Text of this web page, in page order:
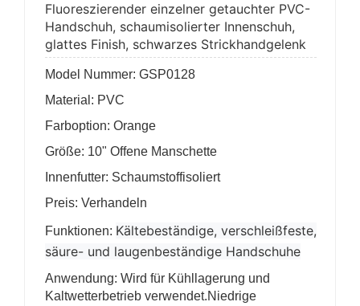
Fluoreszierender einzelner getauchter PVC-
Handschuh, schaumisolierter Innenschuh,
glattes Finish, schwarzes Strickhandgelenk
Model Nummer: GSP0128
Material: PVC
Farboption: Orange
Größe: 10" Offene Manschette
Innenfutter: Schaumstoffisoliert
Preis: Verhandeln
Funktionen: Kältebeständige, verschleißfeste,
säure- und laugenbeständige Handschuhe
Anwendung: Wird für Kühllagerung und
Kaltwetterbetrieb verwendet.Niedrige